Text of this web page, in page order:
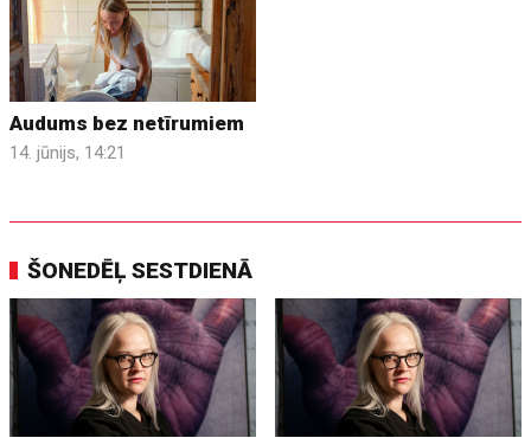
Audums bez netīrumiem
14. jūnijs, 14:21
ŠONEDĒĻ SESTDIENĀ